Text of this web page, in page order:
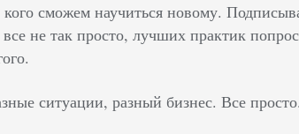
сможем научиться новому.
не так просто, лучших практик
ситуации, разный бизнес. Все просто.